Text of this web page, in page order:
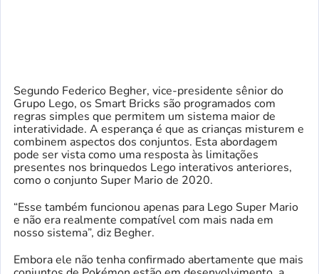
Segundo Federico Begher, vice-presidente sênior do
Grupo Lego, os Smart Bricks são programados com
regras simples que permitem um sistema maior de
interatividade. A esperança é que as crianças misturem e
combinem aspectos dos conjuntos. Esta abordagem
pode ser vista como uma resposta às limitações
presentes nos brinquedos Lego interativos anteriores,
como o conjunto Super Mario de 2020.
“Esse também funcionou apenas para Lego Super Mario
e não era realmente compatível com mais nada em
nosso sistema”, diz Begher.
Embora ele não tenha confirmado abertamente que mais